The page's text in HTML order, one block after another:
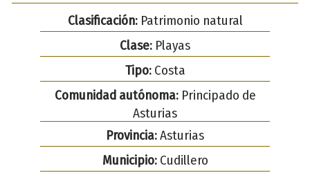
Clasificación:Patrimonio natural
Clase: Playas
Tipo:Costa
Comunidad autónoma:Principado de
Asturias
Provincia:Asturias
Municipio:Cudillero